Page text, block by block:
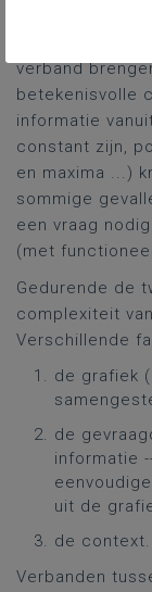
verband
betekenisvolle
informatie
constant zijn,
en maxima ...)
sommige
een vraag
(met
Gedurende de
complexiteit
Verschillende
de grafiek
de
informatie
uit de
de context.
Verbanden